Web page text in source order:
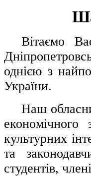
Вітаємо
однією з
України.
Наш
культурних
та
студентів,